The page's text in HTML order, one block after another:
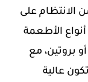
الانتظام على
الأطعمة
بروتين، مع
عالية